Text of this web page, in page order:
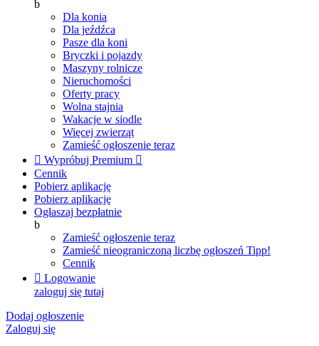
b
Dla konia
Dla jeźdźca
Pasze dla koni
Bryczki i pojazdy
Maszyny rolnicze
Nieruchomości
Oferty pracy
Wolna stajnia
Wakacje w siodle
Więcej zwierząt
Zamieść ogłoszenie teraz
 Wypróbuj Premium 
Cennik
Pobierz aplikację
Pobierz aplikację
Ogłaszaj bezpłatnie
b
Zamieść ogłoszenie teraz
Zamieść nieograniczoną liczbę ogłoszeń Tipp!
Cennik
 Logowanie
zaloguj się tutaj
Dodaj ogłoszenie
Zaloguj się